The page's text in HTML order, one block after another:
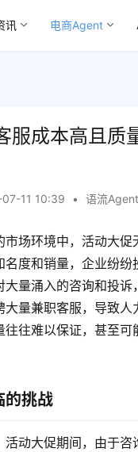
讯 电商Agent
服成本高且质
11 10:39 • 语流Agent
市场环境中，活动大
度和销量，企业纷
量涌入的咨询和投诉
大量兼职客服，导致
往往难以保证，甚至
的挑战
活动大促期间，由于咨